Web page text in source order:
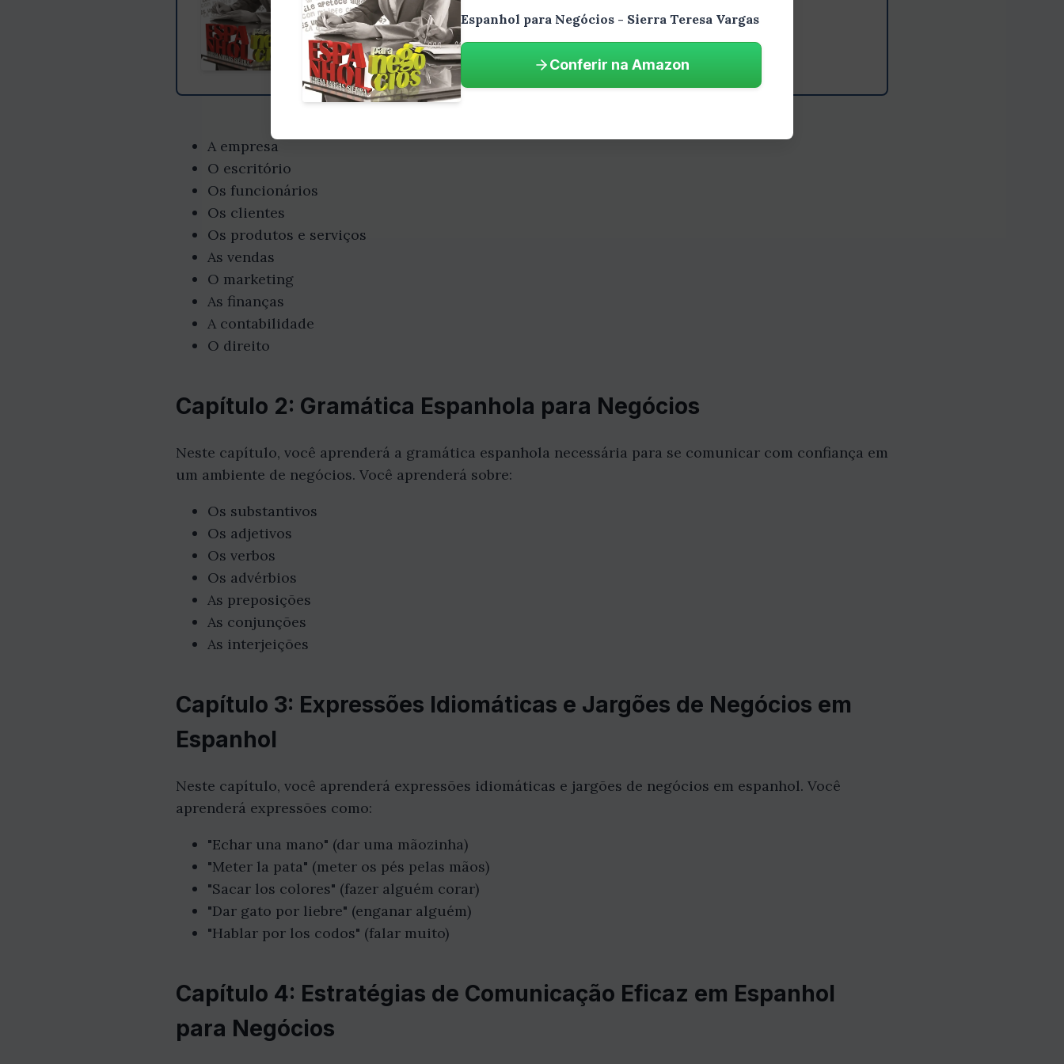
Comprar na Amazon
A empresa
O escritório
Os funcionários
Os clientes
Os produtos e serviços
As vendas
O marketing
As finanças
A contabilidade
O direito
Capítulo 2: Gramática Espanhola para Negócios
Neste capítulo, você aprenderá a gramática espanhola necessária para se comunicar com confiança em
um ambiente de negócios. Você aprenderá sobre:
Os substantivos
Os adjetivos
Os verbos
Os advérbios
As preposições
As conjunções
As interjeições
Capítulo 3: Expressões Idiomáticas e Jargões de Negócios em
Espanhol
Neste capítulo, você aprenderá expressões idiomáticas e jargões de negócios em espanhol. Você
aprenderá expressões como:
"Echar una mano" (dar uma mãozinha)
"Meter la pata" (meter os pés pelas mãos)
"Sacar los colores" (fazer alguém corar)
"Dar gato por liebre" (enganar alguém)
"Hablar por los codos" (falar muito)
Capítulo 4: Estratégias de Comunicação Eficaz em Espanhol
para Negócios
Espanhol para Negócios - Sierra Teresa Vargas
Conferir na Amazon